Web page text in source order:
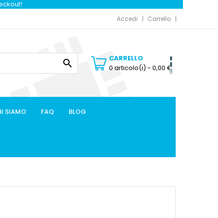
Accedi Carrello

CARRELLO
0 articolo(i) - 0,00 €
SIAMO FAQ BLOG